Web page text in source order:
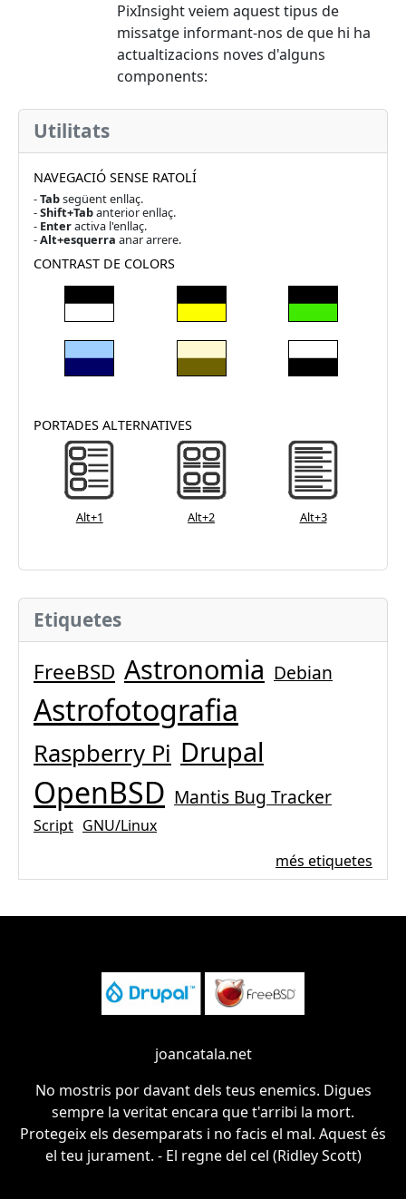
PixInsight veiem aquest tipus de
missatge informant-nos de que hi ha
actualtizacions noves d'alguns
components:
Utilitats
NAVEGACIÓ SENSE RATOLÍ
-Tabsegüent enllaç.
-Shift+Tabanterior enllaç.
- Enteractiva l'enllaç.
-Alt+esquerra anar arrere.
CONTRAST DE COLORS
PORTADES ALTERNATIVES
Alt+1 Alt+2 Alt+3
Etiquetes
FreeBSD Astronomia Debian
Astrofotografia
Raspberry Pi Drupal
OpenBSD Mantis Bug Tracker
Script GNU/Linux
més etiquetes
joancatala.net
No mostris por davant dels teus enemics. Digues
sempre la veritat encara que t'arribi la mort.
Protegeix els desemparats i no facis el mal. Aquest és
el teu jurament. - El regne del cel (Ridley Scott)